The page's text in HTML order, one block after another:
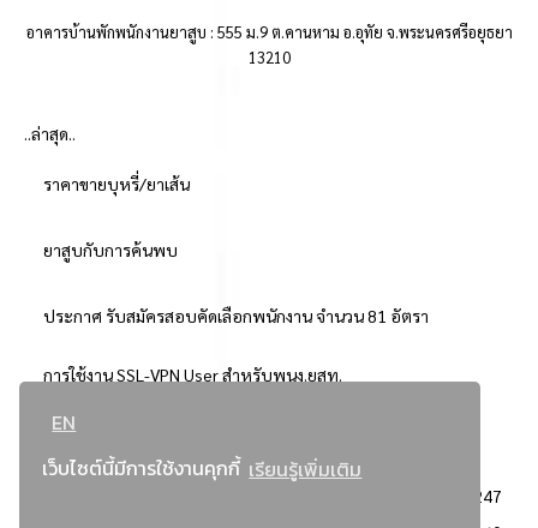
EN
เว็บไซต์นี้มีการใช้งานคุกกี้ เรียนรู้เพิ่มเติม
อาคารบ้านพักพนักงานยาสูบ : 555 ม.9 ต.คานหาม อ.อุทัย จ.พระนครศรีอยุธยา
13210
..ล่าสุด..
ราคาขายบุหรี่/ยาเส้น
ยาสูบกับการค้นพบ
ประกาศ รับสมัครสอบคัดเลือกพนักงาน จำนวน 81 อัตรา
การใช้งาน SSL-VPN User สำหรับพนง.ยสท.
..ยอดนิยม..
3247